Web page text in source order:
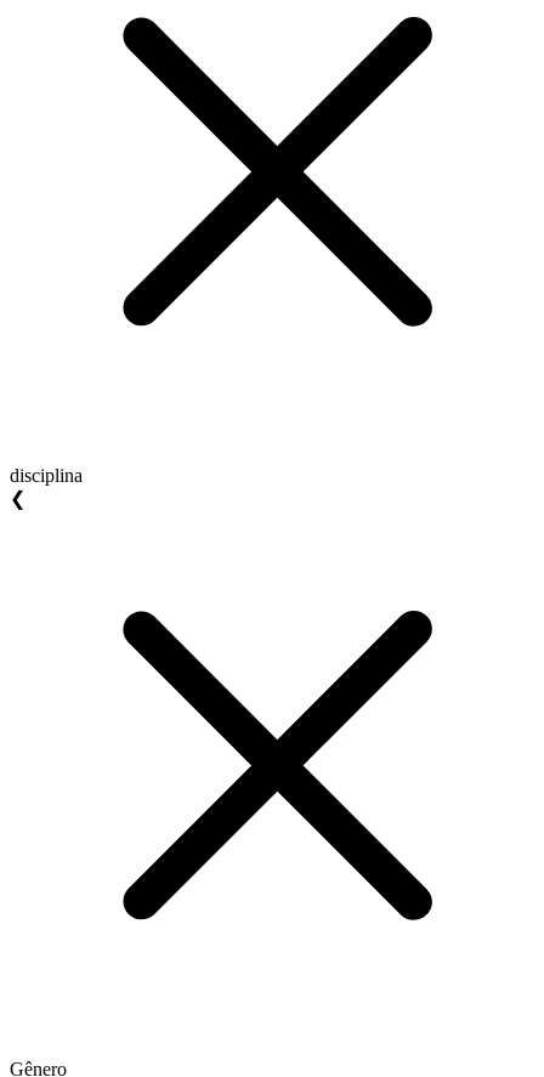
disciplina
❮
Gênero